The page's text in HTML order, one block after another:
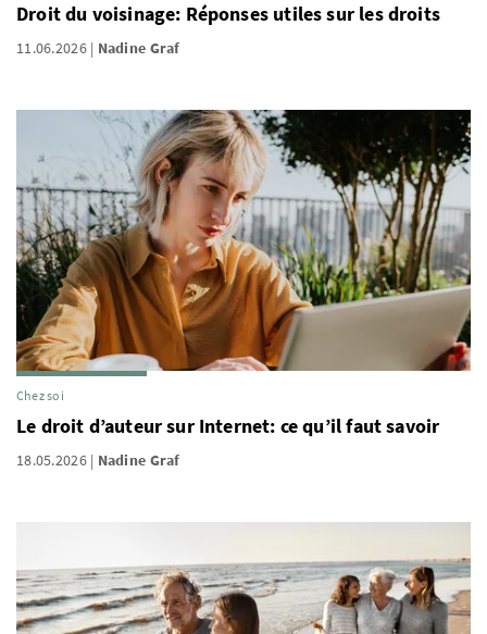
Droit du voisinage: Réponses utiles sur les droits
11.06.2026 Nadine Graf
Chez soi
Le droit d’auteur sur Internet: ce qu’il faut savoir
18.05.2026 Nadine Graf